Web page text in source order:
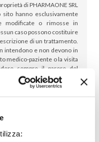
di PHARMAONE SRL
hanno esclusivamente
modificate o rimosse in
caso possono costituire
di un trattamento.
intendono e non devono in
medico-paziente o la visita
sempre il parere del
riguardo qualsiasi
o quesiti sull’uso di un
medico.